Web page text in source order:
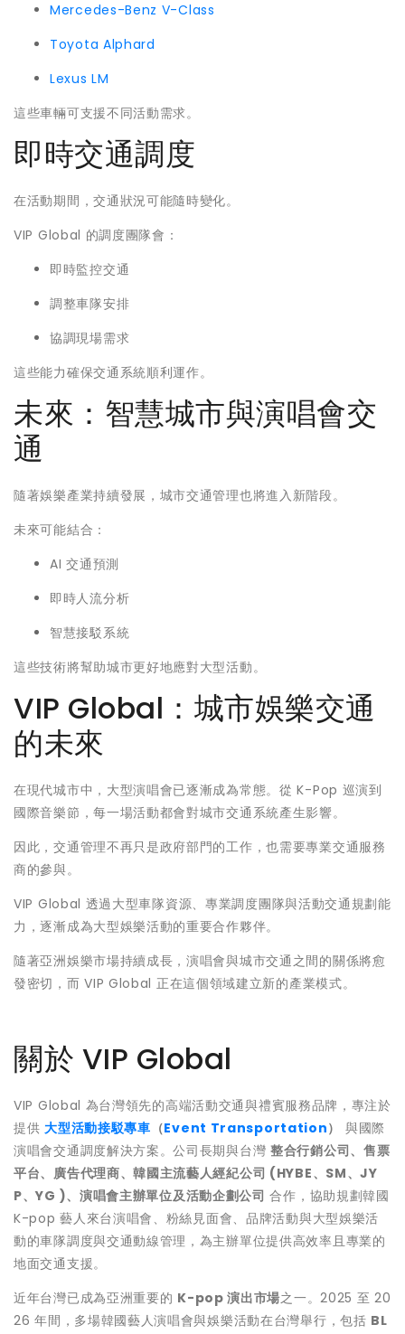
Mercedes-Benz V-Class
Toyota Alphard
Lexus LM
這些車輛可支援不同活動需求。
即時交通調度
在活動期間，交通狀況可能隨時變化。
VIP Global 的調度團隊會：
即時監控交通
調整車隊安排
協調現場需求
這些能力確保交通系統順利運作。
未來：智慧城市與演唱會交
通
隨著娛樂產業持續發展，城市交通管理也將進入新階段。
未來可能結合：
AI 交通預測
即時人流分析
智慧接駁系統
這些技術將幫助城市更好地應對大型活動。
VIP Global：城市娛樂交通
的未來
在現代城市中，大型演唱會已逐漸成為常態。從 K-Pop 巡演到
國際音樂節，每一場活動都會對城市交通系統產生影響。
因此，交通管理不再只是政府部門的工作，也需要專業交通服務
商的參與。
VIP Global 透過大型車隊資源、專業調度團隊與活動交通規劃能
力，逐漸成為大型娛樂活動的重要合作夥伴。
隨著亞洲娛樂市場持續成長，演唱會與城市交通之間的關係將愈
發密切，而 VIP Global 正在這個領域建立新的產業模式。
關於 VIP Global
VIP Global 為台灣領先的高端活動交通與禮賓服務品牌，專注於
提供大型活動接駁專車 （Event Transportation）
與國際
演唱會交通調度解決方案。公司長期與台灣 整合行銷公司、售票
平台、廣告代理商、韓國主流藝人經紀公司 (HYBE、SM、JY
P、YG )、演唱會主辦單位及活動企劃公司 合作，協助規劃韓國
K-pop 藝人來台演唱會、粉絲見面會、品牌活動與大型娛樂活
動的車隊調度與交通動線管理，為主辦單位提供高效率且專業的
地面交通支援。
近年台灣已成為亞洲重要的 K-pop 演出市場之一。2025 至 20
26 年間，多場韓國藝人演唱會與娛樂活動在台灣舉行，包括 BL